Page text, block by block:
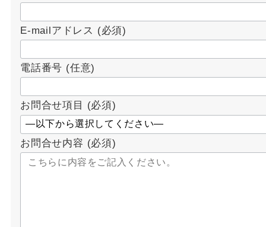
E-mailアドレス (必須)
電話番号 (任意)
お問合せ項目 (必須)
お問合せ内容 (必須)